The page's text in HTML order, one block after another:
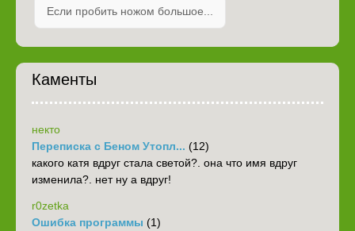
Если пробить ножом большое...
Каменты
некто
Переписка с Беном Утопл... (12)
какого катя вдруг стала светой?. она что имя вдруг
изменила?. нет ну а вдруг!
r0zetka
Ошибка программы (1)